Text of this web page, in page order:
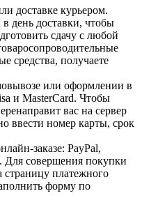
доставке курьером.
день доставки, чтобы
сдачу с любой
средства, получаете
или оформлении в
и MasterCard. Чтобы
вас на сервер
ввести номер карты, срок
заказе: PayPal,
Для совершения покупки
страницу платежного
форму по